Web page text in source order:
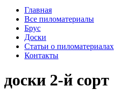
Главная
Все пиломатериалы
Брус
Доски
Статьи о пиломатериалах
Контакты
доски 2-й сорт